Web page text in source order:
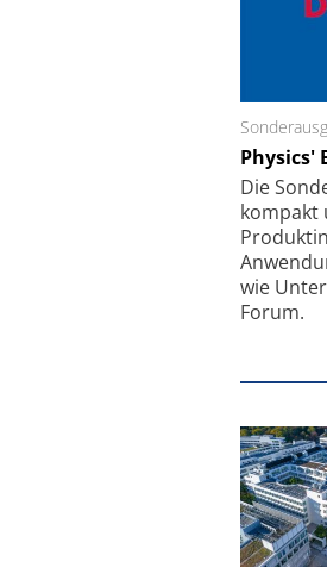
Physics'
Die
kompakt
wie
Forum.